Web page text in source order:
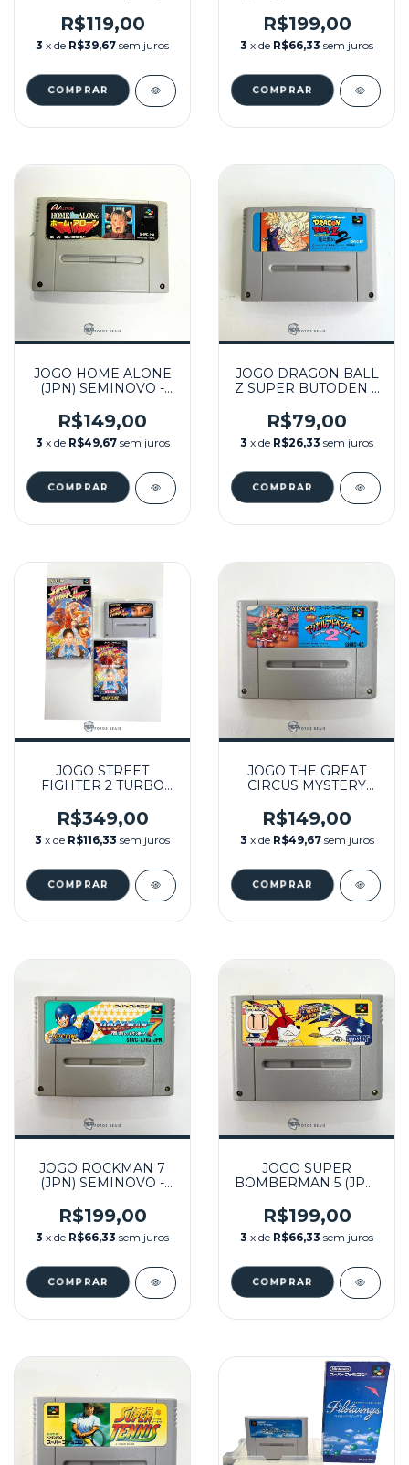
FAMICOM
R$119,00
3 x de R$39,67 sem juros
R$199,00
3 x de R$66,33 sem juros
JOGO HOME ALONE
(JPN) SEMINOVO -
R$149,00
3 x de R$49,67 sem juros
JOGO DRAGON BALL
Z SUPER BUTODEN 2
SUPER FAMICOM
R$79,00
3 x de R$26,33 sem juros
JOGO STREET
FIGHTER 2 TURBO
SEMINOVO - SUPER
FAMICOM
R$349,00
3 x de R$116,33 sem juros
JOGO THE GREAT
CIRCUS MYSTERY
MINNIE (JPN)
SEMINOVO - SUPER
FAMICOM
R$149,00
3 x de R$49,67 sem juros
JOGO ROCKMAN 7
(JPN) SEMINOVO -
R$199,00
3 x de R$66,33 sem juros
JOGO SUPER
BOMBERMAN 5 (JPN)
FAMICOM
R$199,00
3 x de R$66,33 sem juros